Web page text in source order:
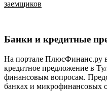
заемщиков
Банки и кредитные
На портале ПлюсФинанс.ру
кредитное предложение в
финансовым вопросам.
банках и микрофинансовых